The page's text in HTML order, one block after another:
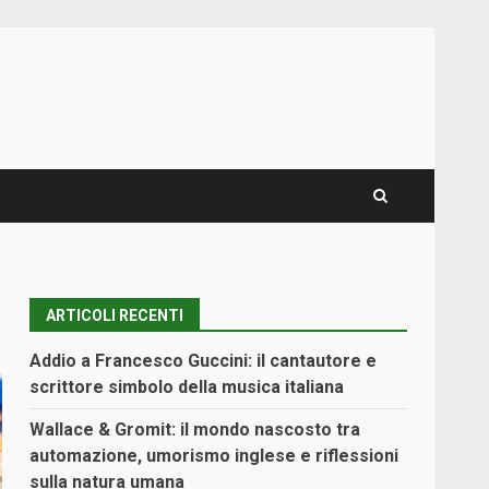
ARTICOLI RECENTI
Addio a Francesco Guccini: il cantautore e
scrittore simbolo della musica italiana
Wallace & Gromit: il mondo nascosto tra
automazione, umorismo inglese e riflessioni
sulla natura umana